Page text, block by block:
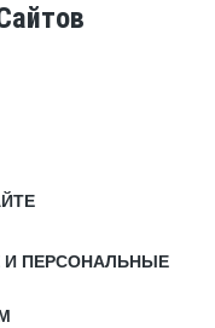
И ПЕРСОНАЛЬНЫЕ